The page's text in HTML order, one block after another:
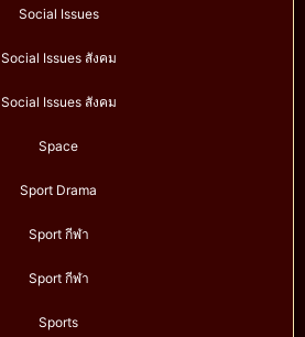
Social Issues
Social Issues สังคม
Social Issues สังคม
Space
Sport Drama
Sport กีฬา
Sport กีฬา
Sports